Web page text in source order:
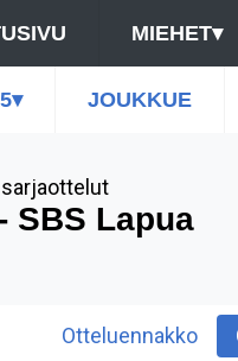
MIEHET▾
▾ JOUKKUE
SBS Lapua
Otteluennakko